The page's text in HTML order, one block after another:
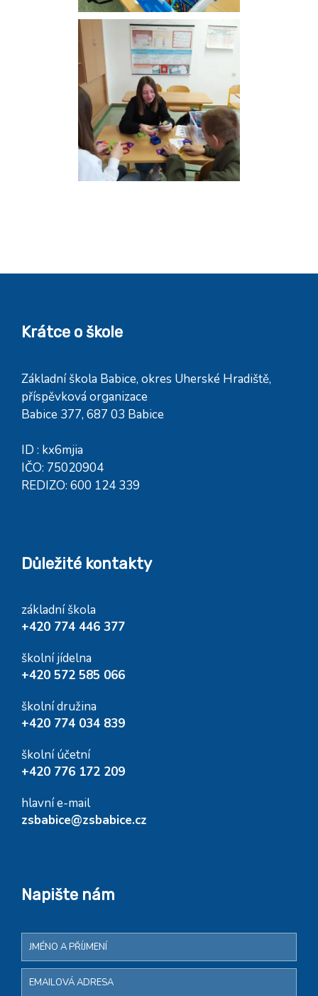
Krátce o škole
Základní škola Babice, okres Uherské Hradiště,
příspěvková organizace
Babice 377, 687 03 Babice
ID : kx6mjia
IČO: 75020904
REDIZO: 600 124 339
Důležité kontakty
základní škola
+420 774 446 377
školní jídelna
+420 572 585 066
školní družina
+420 774 034 839
školní účetní
+420 776 172 209
hlavní e-mail
zsbabice@zsbabice.cz
Napište nám